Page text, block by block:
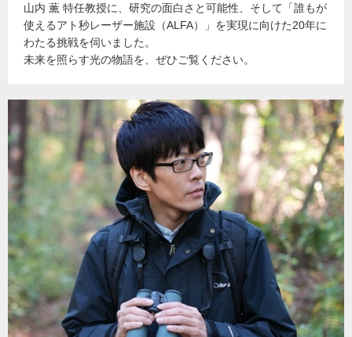
山内 薫 特任教授に、研究の面白さと可能性、そして「誰もが
使えるアト秒レーザー施設（ALFA）」を実現に向けた20年に
わたる挑戦を伺いました。
未来を照らす光の物語を、ぜひご覧ください。